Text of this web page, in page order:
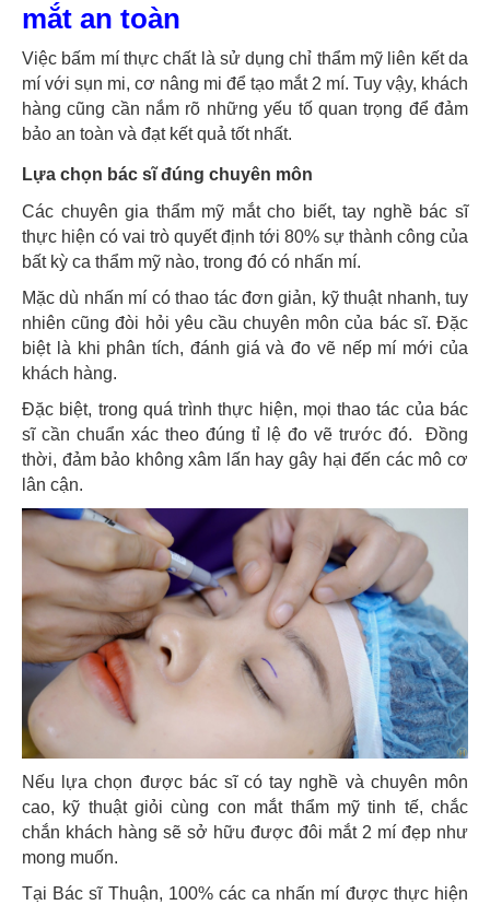
mắt an toàn
Việc bấm mí thực chất là sử dụng chỉ thẩm mỹ liên kết da
mí với sụn mi, cơ nâng mi để tạo mắt 2 mí. Tuy vậy, khách
hàng cũng cần nắm rõ những yếu tố quan trọng để đảm
bảo an toàn và đạt kết quả tốt nhất.
Lựa chọn bác sĩ đúng chuyên môn
Các chuyên gia thẩm mỹ mắt cho biết, tay nghề bác sĩ
thực hiện có vai trò quyết định tới 80% sự thành công của
bất kỳ ca thẩm mỹ nào, trong đó có nhấn mí.
Mặc dù nhấn mí có thao tác đơn giản, kỹ thuật nhanh, tuy
nhiên cũng đòi hỏi yêu cầu chuyên môn của bác sĩ. Đặc
biệt là khi phân tích, đánh giá và đo vẽ nếp mí mới của
khách hàng.
Đặc biệt, trong quá trình thực hiện, mọi thao tác của bác
sĩ cần chuẩn xác theo đúng tỉ lệ đo vẽ trước đó. Đồng
thời, đảm bảo không xâm lấn hay gây hại đến các mô cơ
lân cận.
Nếu lựa chọn được bác sĩ có tay nghề và chuyên môn
cao, kỹ thuật giỏi cùng con mắt thẩm mỹ tinh tế, chắc
chắn khách hàng sẽ sở hữu được đôi mắt 2 mí đẹp như
mong muốn.
Tại Bác sĩ Thuận, 100% các ca nhấn mí được thực hiện